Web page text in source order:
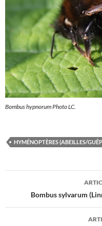
Bombus hypnorum Photo LC.
HYMÉNOPTÈRES (ABEILLES/
Bombus sylvarum